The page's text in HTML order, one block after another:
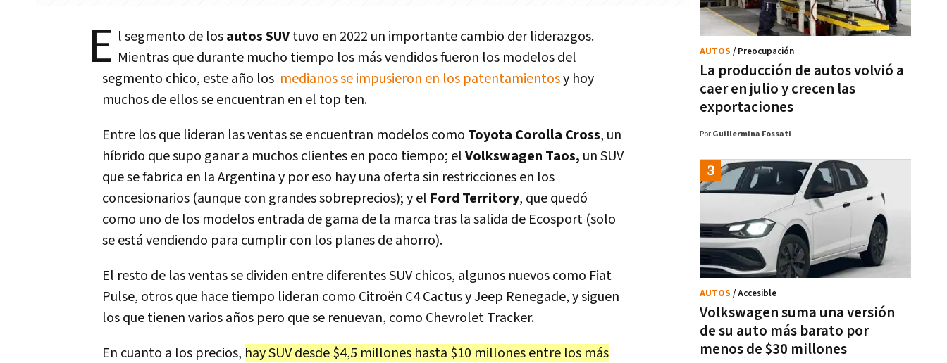
E l segmento de losautos SUVtuvo en 2022 un importante cambio der liderazgos.
Mientras que durante mucho tiempo los más vendidos fueron los modelos del
segmento chico, este año los medianos se impusieron en los patentamientosy hoy
muchos de ellos se encuentran en el top ten.
Entre los que lideran las ventas se encuentran modelos como Toyota Corolla Cross, un
híbrido que supo ganar a muchos clientes en poco tiempo; elVolkswagen Taos, un SUV
que se fabrica en la Argentina y por eso hay una oferta sin restricciones en los
concesionarios (aunque con grandes sobreprecios); y el Ford Territory, que quedó
como uno de los modelos entrada de gama de la marca tras la salida de Ecosport (solo
se está vendiendo para cumplir con los planes de ahorro).
El resto de las ventas se dividen entre diferentes SUV chicos, algunos nuevos como Fiat
Pulse, otros que hace tiempo lideran como Citroën C4 Cactus y Jeep Renegade, y siguen
los que tienen varios años pero que se renuevan, como Chevrolet Tracker.
En cuanto a los precios, hay SUV desde $4,5 millones hasta $10 millones entre los más
La producción de autos volvió a
caer en julio y crecen las
exportaciones
AUTOS / Preocupación
Por Guillermina Fossati
Volkswagen suma una versión
de su auto más barato por
menos de $30 millones
AUTOS / Accesible